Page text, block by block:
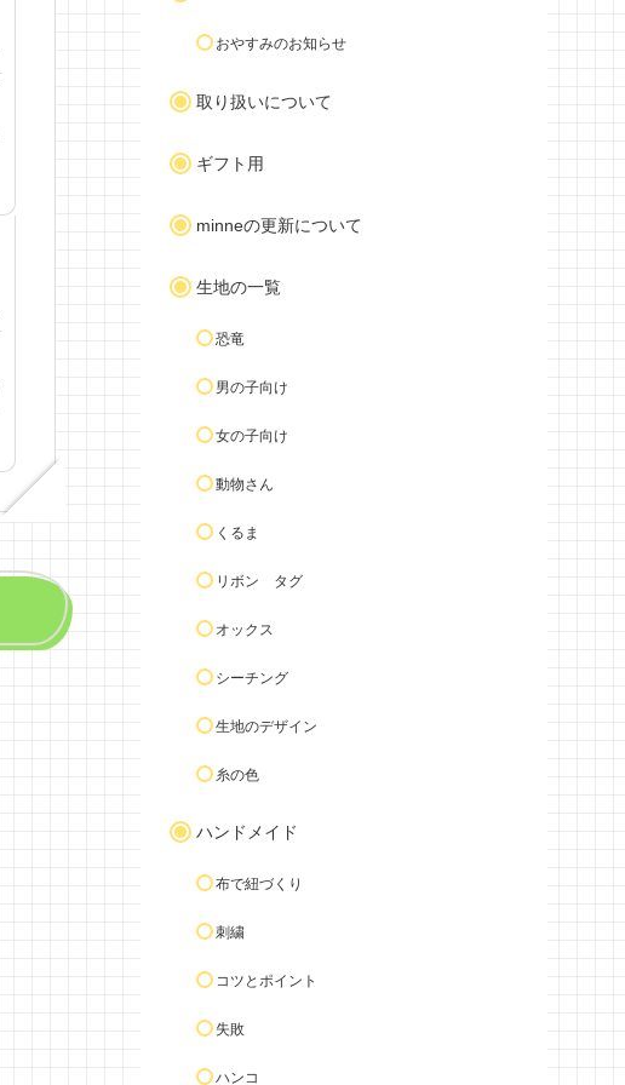
おやすみのお知らせ
取り扱いについて
ギフト用
minneの更新について
生地の一覧
恐竜
男の子向け
女の子向け
動物さん
くるま
リボン タグ
オックス
シーチング
生地のデザイン
糸の色
ハンドメイド
布で紐づくり
刺繍
コツとポイント
失敗
ハンコ